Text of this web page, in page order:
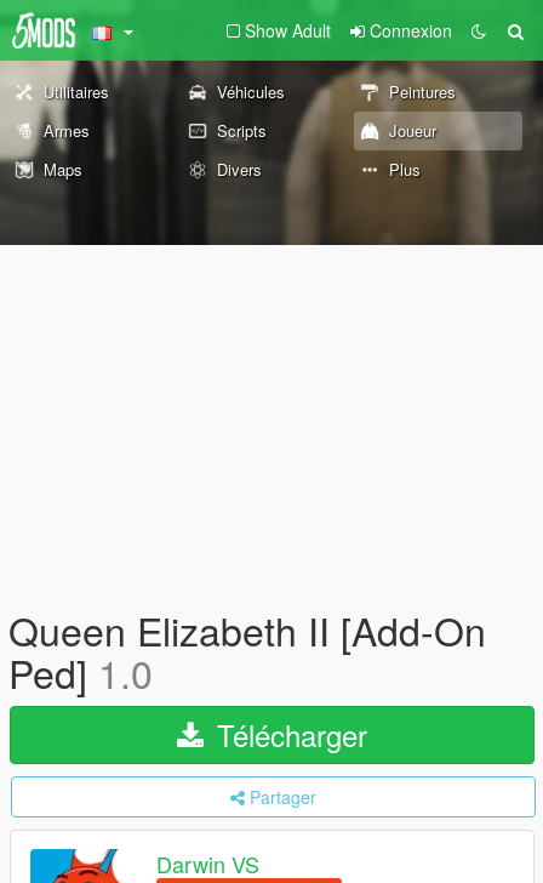
Show Adult Connexion
Utilitaires Véhicules
Peintures
Armes
Scripts
Joueur
Maps
Divers Plus
Queen Elizabeth II [Add-On
Ped] 1.0
Télécharger
Partager
Darwin VS